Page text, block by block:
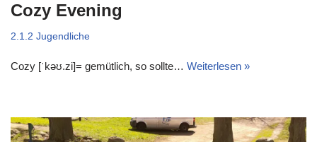
Cozy Evening
2.1.2 Jugendliche
Cozy [ˈkəʊ.zi]= gemütlich, so sollte… Weiterlesen »